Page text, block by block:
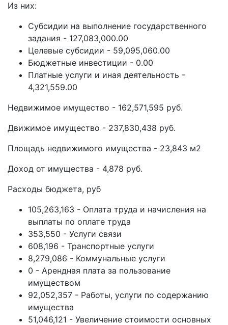
Из них:
Субсидии на выполнение государственного
задания - 127,083,000.00
Целевые субсидии - 59,095,060.00
Бюджетные инвестиции - 0.00
Платные услуги и иная деятельность -
4,321,559.00
Недвижимое имущество - 162,571,595 руб.
Движимое имущество - 237,830,438 руб.
Площадь недвижимого имущества - 23,843 м2
Доход от имущества - 4,878 руб.
Расходы бюджета, руб
105,263,163 - Оплата труда и начисления на
выплаты по оплате труда
353,550 - Услуги связи
608,196 - Транспортные услуги
8,279,086 - Коммунальные услуги
0 - Арендная плата за пользование
имуществом
92,052,357 - Работы, услуги по содержанию
имущества
51,046,121 - Увеличение стоимости основных